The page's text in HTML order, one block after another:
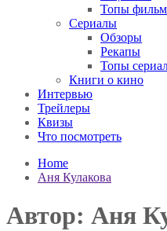
Топы
Сериалы
Обзоры
Рекапы
Топы
Книги о кино
Интервью
Трейлеры
Квизы
Что посмотреть
Home
Аня Кулакова
Автор: Аня